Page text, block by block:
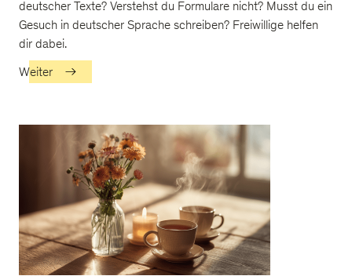
deutscher Texte? Verstehst du Formulare nicht? Musst du ein
Gesuch in deutscher Sprache schreiben? Freiwillige helfen
dir dabei.
Weiter